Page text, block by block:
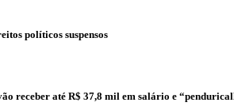
políticos suspensos
receber até R$ 37,8 mil em salário e